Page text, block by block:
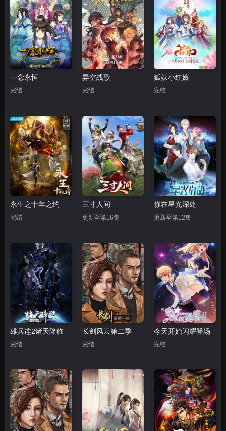
一念永恒
完结
异空战歌
完结
狐妖小红娘
完结
永生之十年之约
完结
三寸人间
更新至第16集
你在星光深处
更新至第12集
雄兵连2诸天降临
完结
长剑风云第二季
完结
今天开始闪耀登场
完结